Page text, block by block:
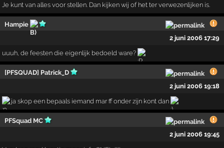
Je kunt van alles voor stellen. Dan kijken wij of het ter verwezenlijken is.
Hampie
2 juni 2006 17:29
uuuh, de feesten die eigenlijk bedoeld ware?
[PFSQUAD] Patrick_D
2 juni 2006 19:18
ja skop een bepaals iemand mar ff onder zijn kont dan
PFSquad MC
2 juni 2006 19:45